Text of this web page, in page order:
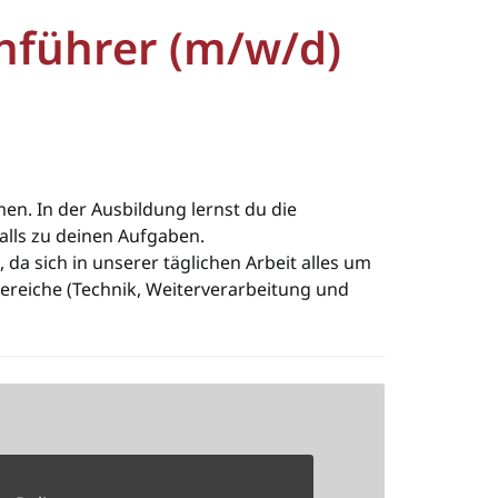
(m/w/d)
In der Ausbildung lernst du die
zu deinen Aufgaben.
sich in unserer täglichen Arbeit alles um
(Technik, Weiterverarbeitung und